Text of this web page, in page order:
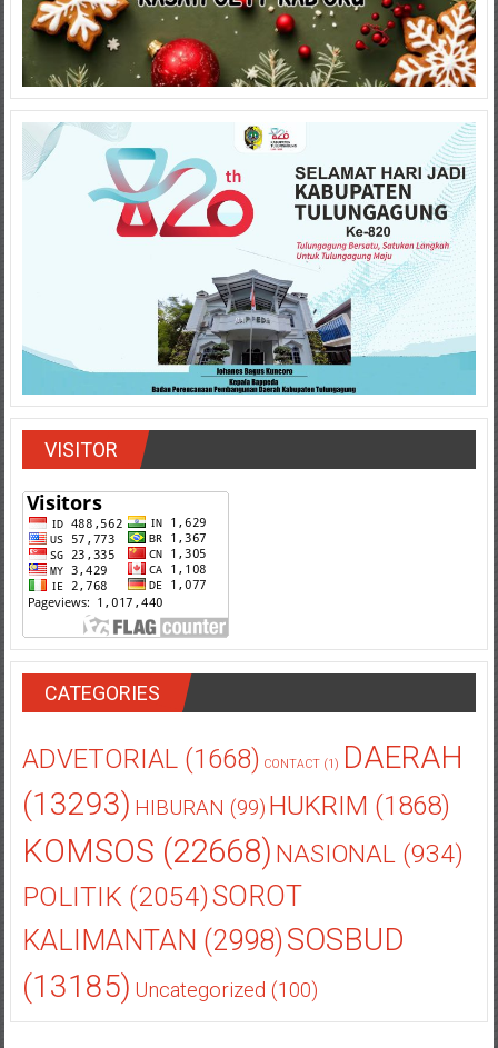
VISITOR
CATEGORIES
ADVETORIAL (1668)
(13293)
HIBURAN (99) (1868)
KOMSOS (22668)NASIONAL (934)
(2054) SOROT
KALIMANTAN
(2998)
(13185)